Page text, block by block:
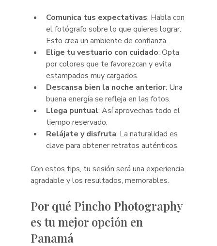
Comunica tus expectativas: Habla con
el fotógrafo sobre lo que quieres lograr.
Esto crea un ambiente de confianza.
Elige tu vestuario con cuidado: Opta
por colores que te favorezcan y evita
estampados muy cargados.
Descansa bien la noche anterior: Una
buena energía se refleja en las fotos.
Llega puntual: Así aprovechas todo el
tiempo reservado.
Relájate y disfruta: La naturalidad es
clave para obtener retratos auténticos.
Con estos tips, tu sesión será una experiencia
agradable y los resultados, memorables.
Por qué Pincho Photography
es tu mejor opción en
Panamá